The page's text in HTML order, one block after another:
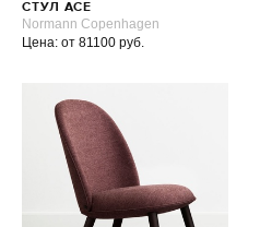
СТУЛ ACE
Normann Copenhagen
Цена: от 81100 руб.